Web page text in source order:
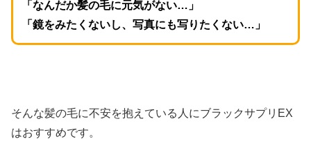
「なんだか髪の毛に元気がない…」
「鏡をみたくないし、写真にも写りたくない…」
そんな髪の毛に不安を抱えている人にブラックサプリEX
はおすすめです。